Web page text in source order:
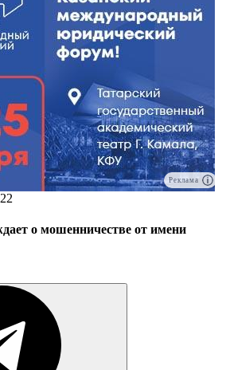
Реклама
о мошенничестве от имени